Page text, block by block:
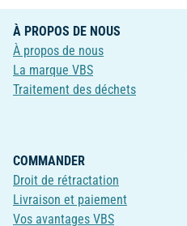
À PROPOS DE NOUS
À propos de nous
La marque VBS
Traitement des déchets
COMMANDER
Droit de rétractation
Livraison et paiement
Vos avantages VBS